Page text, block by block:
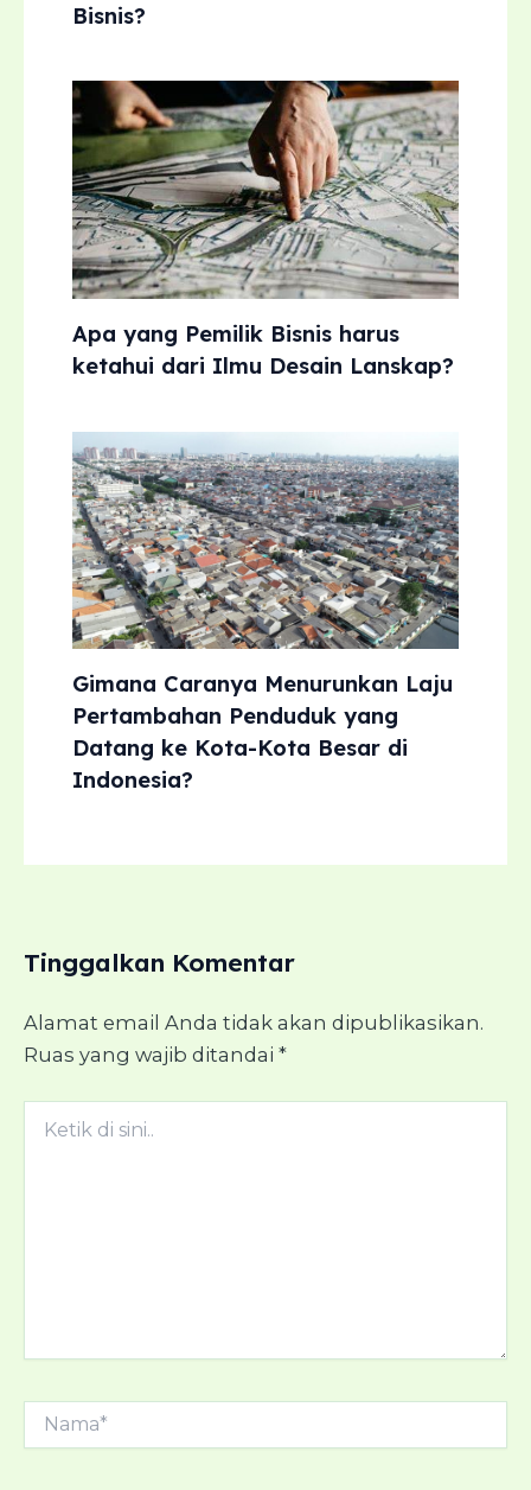
Bisnis?
Apa yang Pemilik Bisnis harus
ketahui dari Ilmu Desain Lanskap?
Gimana Caranya Menurunkan Laju
Pertambahan Penduduk yang
Datang ke Kota-Kota Besar di
Indonesia?
Tinggalkan Komentar
Alamat email Anda tidak akan dipublikasikan.
Ruas yang wajib ditandai *
Nama*